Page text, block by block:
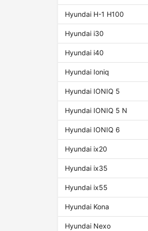
Hyundai H-1 H100
Hyundai i30
Hyundai i40
Hyundai Ioniq
Hyundai IONIQ 5
Hyundai IONIQ 5 N
Hyundai IONIQ 6
Hyundai ix20
Hyundai ix35
Hyundai ix55
Hyundai Kona
Hyundai Nexo